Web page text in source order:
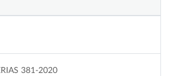
381-2020